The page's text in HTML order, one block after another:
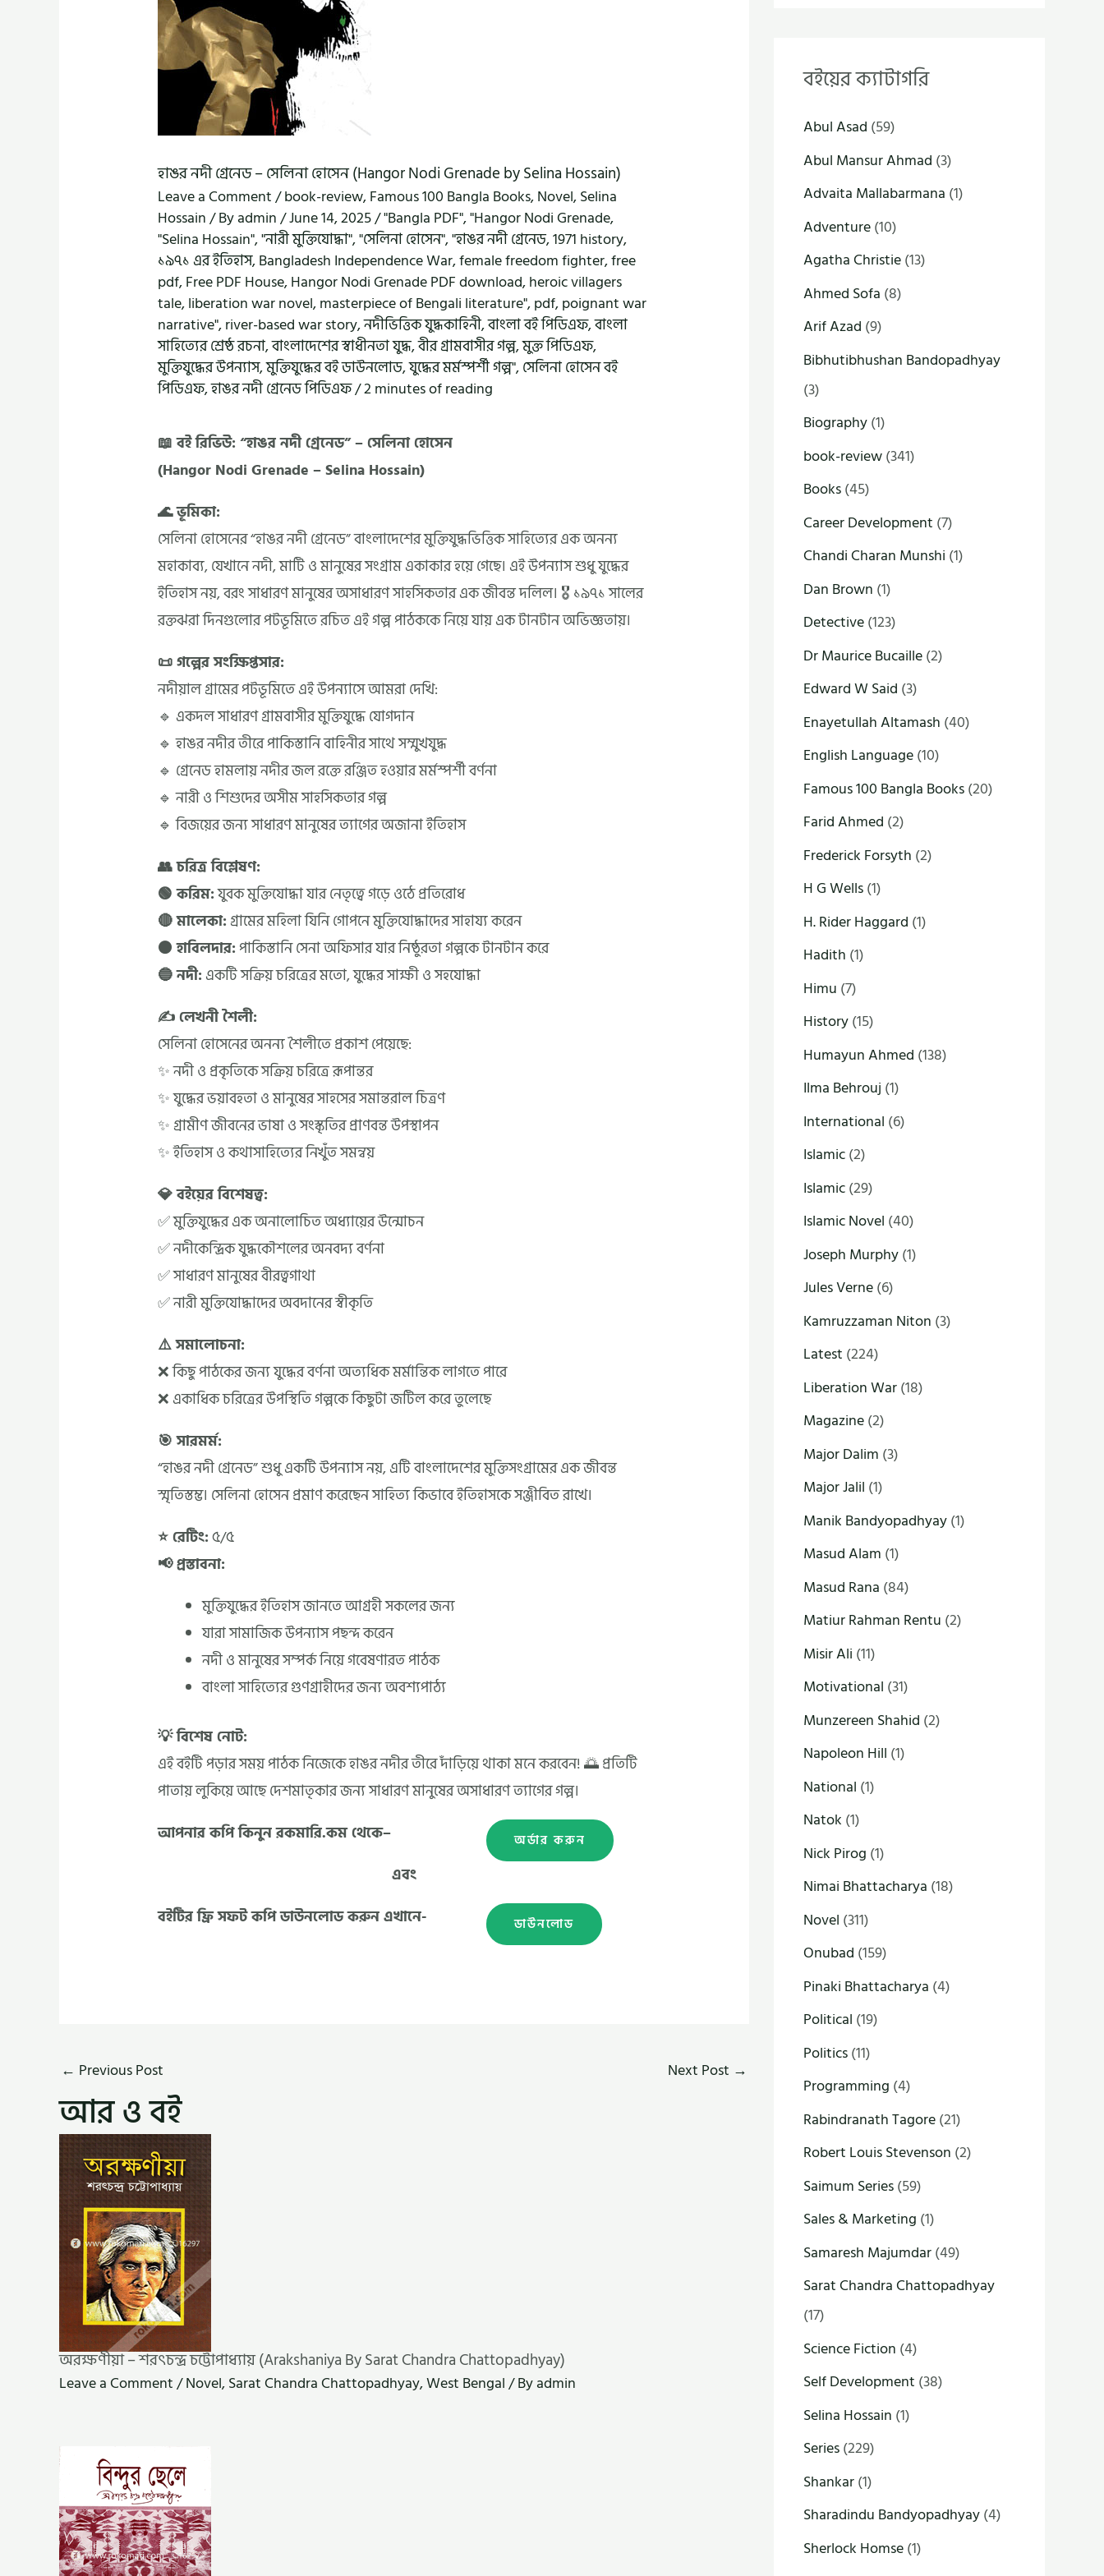
হাঙর নদী গ্রেনেড – সেলিনা হোসেন (Hangor Nodi Grenade by Selina Hossain)
Leave a Comment/book-review,Famous 100 Bangla Books,Novel,Selina
Hossain/ Byadmin/June 14, 2025/"Bangla PDF","Hangor Nodi Grenade,
"Selina Hossain","নারী মুক্তিযোদ্ধা","সেলিনা হোসেন","হাঙর নদী গ্রেনেড,1971 history,
১৯৭১ এর ইতিহাস,Bangladesh Independence War,female freedom fighter,free
pdf,Free PDF House,Hangor Nodi Grenade PDF download,heroic villagers
tale,liberation war novel,masterpiece of Bengali literature",pdf,poignant war
narrative",river-based war story,নদীভিত্তিক যুদ্ধকাহিনী,বাংলা বই পিডিএফ,বাংলা
সাহিত্যের শ্রেষ্ঠ রচনা,বাংলাদেশের স্বাধীনতা যুদ্ধ,বীর গ্রামবাসীর গল্প,মুক্ত পিডিএফ,
মুক্তিযুদ্ধের উপন্যাস,মুক্তিযুদ্ধের বই ডাউনলোড,যুদ্ধের মর্মস্পর্শী গল্প",সেলিনা হোসেন বই
পিডিএফ,হাঙর নদী গ্রেনেড পিডিএফ/2 minutes of reading
📖 বই রিভিউ: “হাঙর নদী গ্রেনেড” – সেলিনা হোসেন
(Hangor Nodi Grenade – Selina Hossain)
🌊 ভূমিকা:
সেলিনা হোসেনের “হাঙর নদী গ্রেনেড” বাংলাদেশের মুক্তিযুদ্ধভিত্তিক সাহিত্যের এক অনন্য
মহাকাব্য, যেখানে নদী, মাটি ও মানুষের সংগ্রাম একাকার হয়ে গেছে। এই উপন্যাস শুধু যুদ্ধের
ইতিহাস নয়, বরং সাধারণ মানুষের অসাধারণ সাহসিকতার এক জীবন্ত দলিল। 🎖️ ১৯৭১ সালের
রক্তঝরা দিনগুলোর পটভূমিতে রচিত এই গল্প পাঠককে নিয়ে যায় এক টানটান অভিজ্ঞতায়।
📜 গল্পের সংক্ষিপ্তসার:
নদীয়াল গ্রামের পটভূমিতে এই উপন্যাসে আমরা দেখি:
🔹 একদল সাধারণ গ্রামবাসীর মুক্তিযুদ্ধে যোগদান
🔹 হাঙর নদীর তীরে পাকিস্তানি বাহিনীর সাথে সম্মুখযুদ্ধ
🔹 গ্রেনেড হামলায় নদীর জল রক্তে রঞ্জিত হওয়ার মর্মস্পর্শী বর্ণনা
🔹 নারী ও শিশুদের অসীম সাহসিকতার গল্প
🔹 বিজয়ের জন্য সাধারণ মানুষের ত্যাগের অজানা ইতিহাস
👥 চরিত্র বিশ্লেষণ:
🟢 করিম:যুবক মুক্তিযোদ্ধা যার নেতৃত্বে গড়ে ওঠে প্রতিরোধ
🔴 মালেকা: গ্রামের মহিলা যিনি গোপনে মুক্তিযোদ্ধাদের সাহায্য করেন
⚫ হাবিলদার: পাকিস্তানি সেনা অফিসার যার নিষ্ঠুরতা গল্পকে টানটান করে
🔵 নদী: একটি সক্রিয় চরিত্রের মতো, যুদ্ধের সাক্ষী ও সহযোদ্ধা
✍️ লেখনী শৈলী:
সেলিনা হোসেনের অনন্য শৈলীতে প্রকাশ পেয়েছে:
✨ নদী ও প্রকৃতিকে সক্রিয় চরিত্রে রূপান্তর
✨ যুদ্ধের ভয়াবহতা ও মানুষের সাহসের সমান্তরাল চিত্রণ
✨ গ্রামীণ জীবনের ভাষা ও সংস্কৃতির প্রাণবন্ত উপস্থাপন
✨ ইতিহাস ও কথাসাহিত্যের নিখুঁত সমন্বয়
💎 বইয়ের বিশেষত্ব:
✅ মুক্তিযুদ্ধের এক অনালোচিত অধ্যায়ের উন্মোচন
✅ নদীকেন্দ্রিক যুদ্ধকৌশলের অনবদ্য বর্ণনা
✅ সাধারণ মানুষের বীরত্বগাথা
✅ নারী মুক্তিযোদ্ধাদের অবদানের স্বীকৃতি
⚠️ সমালোচনা:
❌ কিছু পাঠকের জন্য যুদ্ধের বর্ণনা অত্যধিক মর্মান্তিক লাগতে পারে
❌ একাধিক চরিত্রের উপস্থিতি গল্পকে কিছুটা জটিল করে তুলেছে
🎯 সারমর্ম:
“হাঙর নদী গ্রেনেড” শুধু একটি উপন্যাস নয়, এটি বাংলাদেশের মুক্তিসংগ্রামের এক জীবন্ত
স্মৃতিস্তম্ভ। সেলিনা হোসেন প্রমাণ করেছেন সাহিত্য কিভাবে ইতিহাসকে সঞ্জীবিত রাখে।
⭐ রেটিং:৫/৫
📢 প্রস্তাবনা:
মুক্তিযুদ্ধের ইতিহাস জানতে আগ্রহী সকলের জন্য
যারা সামাজিক উপন্যাস পছন্দ করেন
নদী ও মানুষের সম্পর্ক নিয়ে গবেষণারত পাঠক
বাংলা সাহিত্যের গুণগ্রাহীদের জন্য অবশ্যপাঠ্য
💡 বিশেষ নোট:
এই বইটি পড়ার সময় পাঠক নিজেকে হাঙর নদীর তীরে দাঁড়িয়ে থাকা মনে করবেন! 🌅 প্রতিটি
পাতায় লুকিয়ে আছে দেশমাতৃকার জন্য সাধারণ মানুষের অসাধারণ ত্যাগের গল্প।
আপনার কপি কিনুন রকমারি.কম থেকে–
অর্ডার করুন
এবং
বইটির ফ্রি সফট কপি ডাউনলোড করুন এখানে-
ডাউনলোড
← Previous Post Next Post →
আর ও বই
অরক্ষণীয়া – শরৎচন্দ্র চট্টোপাধ্যায় (Arakshaniya By Sarat Chandra Chattopadhyay)
Leave a Comment/Novel,Sarat Chandra Chattopadhyay,West Bengal/ Byadmin
বইয়ের ক্যাটাগরি
Abul Asad (59)
Abul Mansur Ahmad (3)
Advaita Mallabarmana (1)
Adventure(10)
Agatha Christie(13)
Ahmed Sofa (8)
Arif Azad (9)
Bibhutibhushan Bandopadhyay
(3)
Biography(1)
book-review(341)
Books(45)
Career Development (7)
Chandi Charan Munshi (1)
Dan Brown (1)
Detective(123)
Dr Maurice Bucaille(2)
Edward W Said (3)
Enayetullah Altamash (40)
English Language(10)
Famous 100 Bangla Books(20)
Farid Ahmed (2)
Frederick Forsyth (2)
H G Wells(1)
H. Rider Haggard (1)
Hadith (1)
Himu (7)
History(15)
Humayun Ahmed (138)
Ilma Behrouj (1)
International (6)
Islamic(2)
Islamic(29)
Islamic Novel (40)
Joseph Murphy(1)
Jules Verne(6)
Kamruzzaman Niton (3)
Latest (224)
Liberation War(18)
Magazine(2)
Major Dalim (3)
Major Jalil (1)
Manik Bandyopadhyay(1)
Masud Alam (1)
Masud Rana (84)
Matiur Rahman Rentu (2)
Misir Ali (11)
Motivational (31)
Munzereen Shahid (2)
Napoleon Hill (1)
National (1)
Natok (1)
Nick Pirog (1)
Nimai Bhattacharya (18)
Novel (311)
Onubad (159)
Pinaki Bhattacharya (4)
Political (19)
Politics(11)
Programming (4)
Rabindranath Tagore(21)
Robert Louis Stevenson (2)
Saimum Series(59)
Sales & Marketing (1)
Samaresh Majumdar(49)
Sarat Chandra Chattopadhyay
(17)
Science Fiction (4)
Self Development (38)
Selina Hossain (1)
Series(229)
Shankar(1)
Sharadindu Bandyopadhyay(4)
Sherlock Homse(1)